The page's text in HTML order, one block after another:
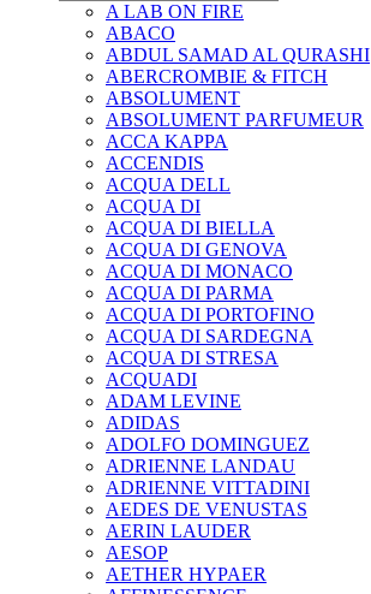
A LAB ON FIRE
ABACO
ABDUL SAMAD AL QURASHI
ABERCROMBIE & FITCH
ABSOLUMENT
ABSOLUMENT PARFUMEUR
ACCA KAPPA
ACCENDIS
ACQUA DELL
ACQUA DI
ACQUA DI BIELLA
ACQUA DI GENOVA
ACQUA DI MONACO
ACQUA DI PARMA
ACQUA DI PORTOFINO
ACQUA DI SARDEGNA
ACQUA DI STRESA
ACQUADI
ADAM LEVINE
ADIDAS
ADOLFO DOMINGUEZ
ADRIENNE LANDAU
ADRIENNE VITTADINI
AEDES DE VENUSTAS
AERIN LAUDER
AESOP
AETHER HYPAER